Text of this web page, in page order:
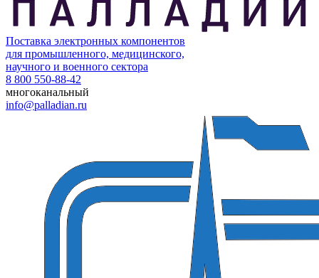
Поставка электронных компонентов
для промышленного, медицинского,
научного и военного сектора
8 800 550-88-42
многоканальный
info@palladian.ru